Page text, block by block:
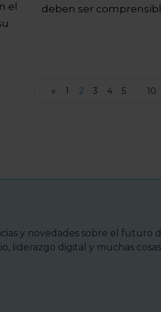
el
deben ser
« 1 2 3 4 5 10
y novedades sobre el futuro
liderazgo digital y muchas cosas